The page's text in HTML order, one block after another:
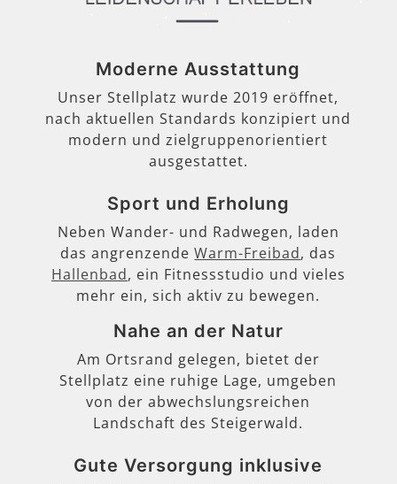
Moderne Ausstattung
Unser Stellplatz wurde 2019 eröffnet,
nach aktuellen Standards konzipiert und
modern und zielgruppenorientiert
ausgestattet.
Sport und Erholung
Neben Wander- und Radwegen, laden
das angrenzendeWarm-Freibad, das
Hallenbad, ein Fitnessstudio und vieles
mehr ein, sich aktiv zu bewegen.
Nahe an der Natur
Am Ortsrand gelegen, bietet der
Stellplatz eine ruhige Lage, umgeben
von der abwechslungsreichen
Landschaft des Steigerwald.
Gute Versorgung inklusive